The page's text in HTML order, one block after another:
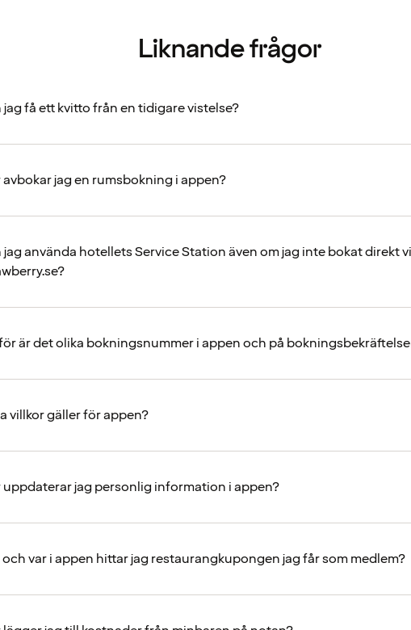
Liknande frågor
jag få ett kvitto från en tidigare vistelse?
avbokar jag en rumsbokning i appen?
jag använda hotellets Service Station även om jag inte bokat direkt
är det olika bokningsnummer i appen och på
villkor gäller för appen?
uppdaterar jag personlig information i appen?
och var i appen hittar jag restaurangkupongen jag får som medlem?